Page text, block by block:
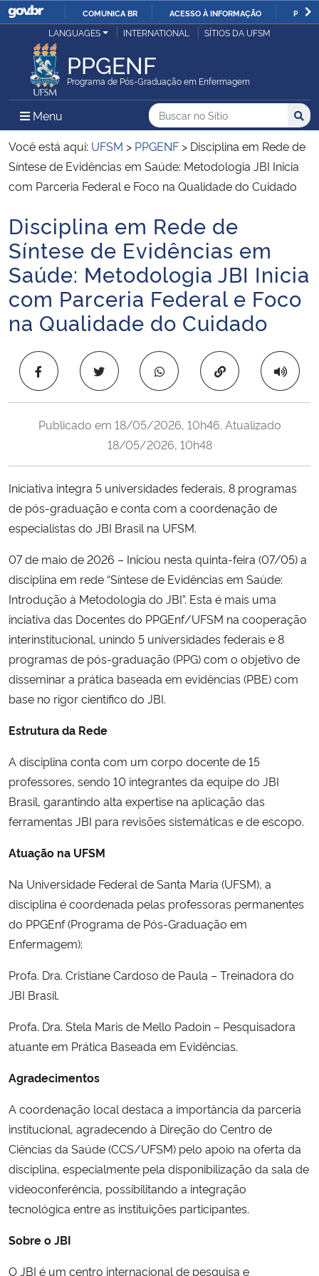
IR
COMUNICA BR ACESSO À INFORMAÇÃO
Ministério da Justiça e Segurança Pública
Ministério da Defesa
Ministério das Relações Exteriores
Ministério da Economia
Ministério da Infraestrutura
Ministério da Agricultura, Pecuária e Abastecimento
Ministério da Educação
Ministério da Cidadania
Ministério da Saúde
Ministério de Minas e Energia
Ministério da Ciência, Tecnologia, Inovações e Comunicações
Ministério do Meio Ambiente
Ministério do Turismo
Ministério do Desenvolvimento Regional
Controladoria-Geral da União
Ministério da Mulher, da Família e dos Direitos Humanos
Secretaria-Geral
Secretaria de Governo
Advocacia-Geral da União
Banco Central do Brasil
Planalto
LANGUAGES INTERNATIONAL SÍTIOS DA UFSM
PPGENF
Programa de Pós-Graduação em Enfermagem
Menu Menu Principal do Sítio
Busca
Buscar no no Sítio
Busca:
Você está aqui: UFSM > PPGENF > Disciplina em Rede de
Síntese de Evidências em Saúde: Metodologia JBI Inicia
com Parceria Federal e Foco na Qualidade do Cuidado
Início do conteúdo
Disciplina em Rede de
Síntese de Evidências em
Saúde: Metodologia JBI Inicia
com Parceria Federal e Foco
na Qualidade do Cuidado
Copiar para área
Publicado em 18/05/2026, 10h46. Atualizado
18/05/2026, 10h48
Iniciativa integra 5 universidades federais, 8 programas
de pós-graduação e conta com a coordenação de
especialistas do JBI Brasil na UFSM.
07 de maio de 2026 – Iniciou nesta quinta-feira (07/05) a
disciplina em rede “Síntese de Evidências em Saúde:
Introdução à Metodologia do JBI”. Esta é mais uma
inciativa das Docentes do PPGEnf/UFSM na cooperação
interinstitucional, unindo 5 universidades federais e 8
programas de pós-graduação (PPG) com o objetivo de
disseminar a prática baseada em evidências (PBE) com
base no rigor científico do JBI.
Estrutura da Rede
A disciplina conta com um corpo docente de 15
professores, sendo 10 integrantes da equipe do JBI
Brasil, garantindo alta expertise na aplicação das
ferramentas JBI para revisões sistemáticas e de escopo.
Atuação na UFSM
Na Universidade Federal de Santa Maria (UFSM), a
disciplina é coordenada pelas professoras permanentes
do PPGEnf (Programa de Pós-Graduação em
Enfermagem):
Profa. Dra. Cristiane Cardoso de Paula – Treinadora do
JBI Brasil.
Profa. Dra. Stela Maris de Mello Padoin – Pesquisadora
atuante em Prática Baseada em Evidências.
Agradecimentos
A coordenação local destaca a importância da parceria
institucional, agradecendo à Direção do Centro de
Ciências da Saúde (CCS/UFSM) pelo apoio na oferta da
disciplina, especialmente pela disponibilização da sala de
videoconferência, possibilitando a integração
tecnológica entre as instituições participantes.
Sobre o JBI
O JBI é um centro internacional de pesquisa e